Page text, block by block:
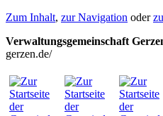
Zum Inhalt, zur Navigation oder
Verwaltungsgemeinschaft
gerzen.de/